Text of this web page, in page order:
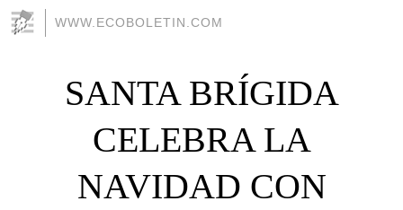
WWW.ECOBOLETIN.COM
SANTA BRÍGIDA
CELEBRA LA
NAVIDAD CON